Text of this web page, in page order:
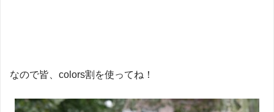
なので皆、colors割を使ってね！